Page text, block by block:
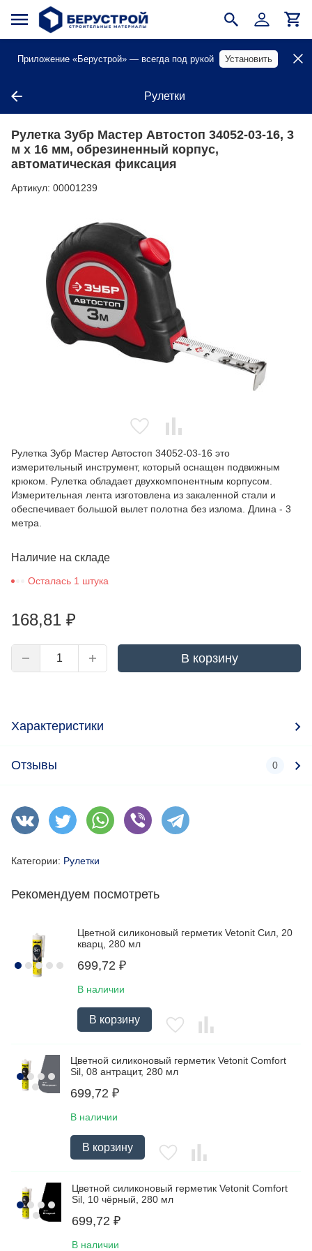
Приложение «Берустрой» — всегда под рукой Установить
Рулетки
Рулетка Зубр Мастер Автостоп 34052-03-16, 3
м х 16 мм, обрезиненный корпус,
автоматическая фиксация
Артикул: 00001239
Рулетка Зубр Мастер Автостоп 34052-03-16 это
измерительный инструмент, который оснащен подвижным
крюком. Рулетка обладает двухкомпонентным корпусом.
Измерительная лента изготовлена из закаленной стали и
обеспечивает большой вылет полотна без излома. Длина - 3
метра.
Наличие на складе
Осталась 1 штука
168,81 ₽
В корзину
Характеристики
Отзывы 0
Категории: Рулетки
Рекомендуем посмотреть
Цветной силиконовый герметик Vetonit Сил, 20
кварц, 280 мл
699,72 ₽
В наличии
В корзину
Цветной силиконовый герметик Vetonit Comfort
Sil, 08 антрацит, 280 мл
699,72 ₽
В наличии
В корзину
Цветной силиконовый герметик Vetonit Comfort
Sil, 10 чёрный, 280 мл
699,72 ₽
В наличии